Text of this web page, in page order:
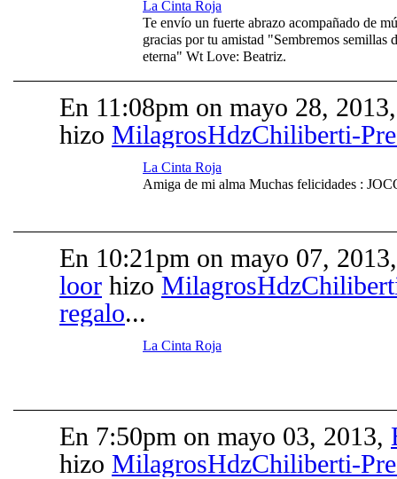
La Cinta Roja
Te envío un fuerte abrazo acompañado de
gracias por tu amistad "Sembremos semillas
eterna" Wt Love: Beatriz.
En 11:08pm on mayo 28,
hizo MilagrosHdzChiliberti-
La Cinta Roja
Amiga de mi alma Muchas felicidades :
En 10:21pm on mayo 07,
loor hizo
regalo...
La Cinta Roja
En 7:50pm on mayo 03, 2013,
hizo MilagrosHdzChiliberti-